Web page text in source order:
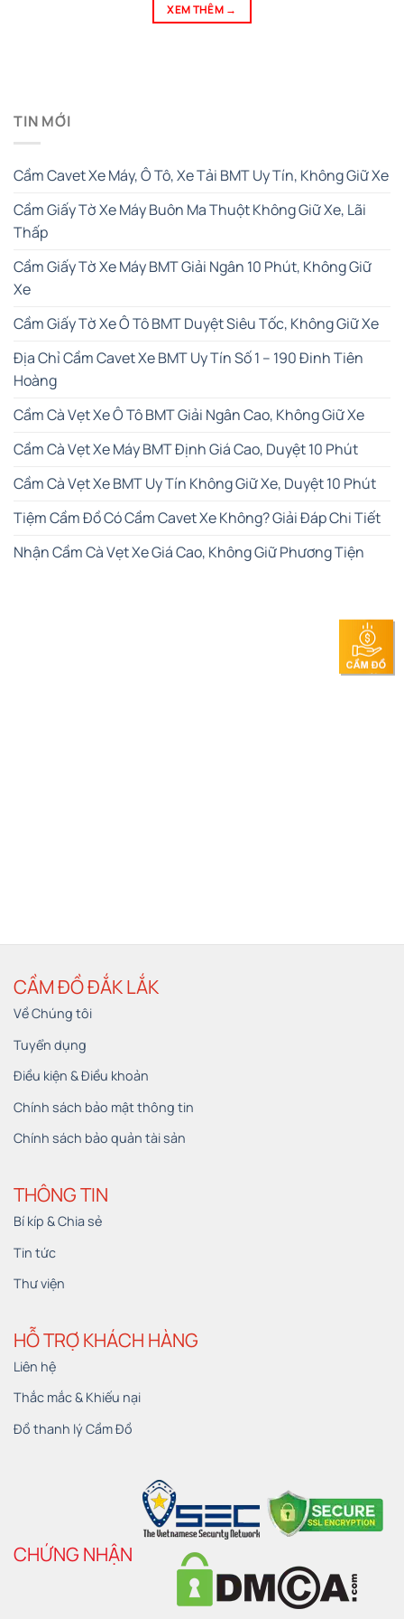
XEM THÊM →
TIN MỚI
Cầm Cavet Xe Máy, Ô Tô, Xe Tải BMT Uy Tín, Không Giữ Xe
Cầm Giấy Tờ Xe Máy Buôn Ma Thuột Không Giữ Xe, Lãi
Thấp
Cầm Giấy Tờ Xe Máy BMT Giải Ngân 10 Phút, Không Giữ
Xe
Cầm Giấy Tờ Xe Ô Tô BMT Duyệt Siêu Tốc, Không Giữ Xe
Địa Chỉ Cầm Cavet Xe BMT Uy Tín Số 1 – 190 Đinh Tiên
Hoàng
Cầm Cà Vẹt Xe Ô Tô BMT Giải Ngân Cao, Không Giữ Xe
Cầm Cà Vẹt Xe Máy BMT Định Giá Cao, Duyệt 10 Phút
Cầm Cà Vẹt Xe BMT Uy Tín Không Giữ Xe, Duyệt 10 Phút
Tiệm Cầm Đồ Có Cầm Cavet Xe Không? Giải Đáp Chi Tiết
Nhận Cầm Cà Vẹt Xe Giá Cao, Không Giữ Phương Tiện
CẦM ĐỒ ĐẮK LẮK
Về Chúng tôi
Tuyển dụng
Điều kiện & Điều khoản
Chính sách bảo mật thông tin
Chính sách bảo quản tài sản
THÔNG TIN
Bí kíp & Chia sẻ
Tin tức
Thư viện
HỖ TRỢ KHÁCH HÀNG
Liên hệ
Thắc mắc & Khiếu nại
Đồ thanh lý Cầm Đồ
CHỨNG NHẬN